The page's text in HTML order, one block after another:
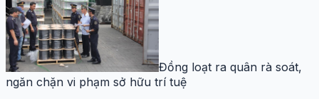
Đồng loạt ra quân rà soát,
ngăn chặn vi phạm sở hữu trí tuệ